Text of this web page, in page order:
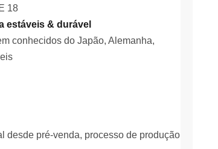
estáveis & durável
conhecidos do Japão, Alemanha,
desde pré-venda, processo de produção